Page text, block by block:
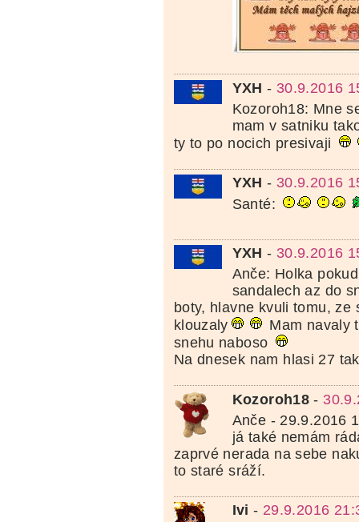
YXH - 30.9.2016
Kozoroh18: Mne
mam v satniku
ty to po nocich presivaji
YXH - 30.9.2016
Santé:
YXH - 30.9.2016
Anče: Holka
sandalech az do
boty, hlavne kvuli tomu, ze
klouzaly
Mam navaly
snehu naboso
Na dnesek nam hlasi 27
Kozoroh18 -
Anče - 29.9.2016
já také nemám
zaprvé nerada na sebe
to staré sráží.
Ivi - 29.9.2016